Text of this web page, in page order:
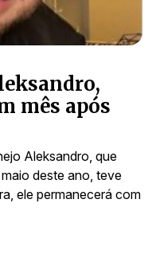
mês após
Aleksandro, que
deste ano, teve
ele permanecerá com